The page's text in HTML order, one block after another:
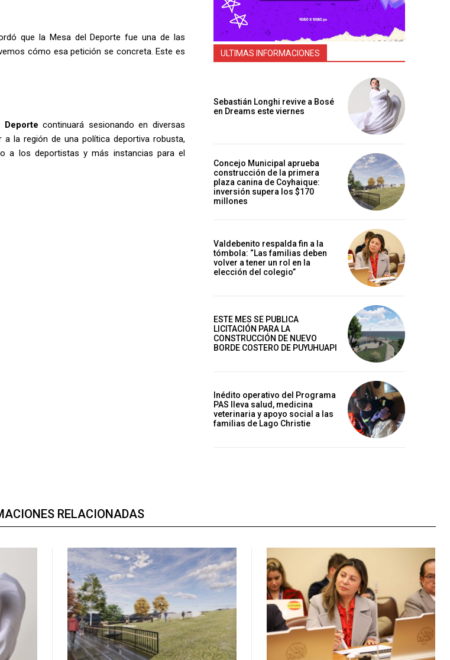
que la Mesa del Deporte fue una de las
cómo esa petición se concreta. Este es
Deporte continuará sesionando en diversas
la región de una política deportiva robusta,
a los deportistas y más instancias para el
ULTIMAS INFORMACIONES
Sebastián Longhi revive a Bosé
en Dreams este viernes
Concejo Municipal aprueba
construcción de la primera
plaza canina de Coyhaique:
inversión supera los $170
millones
Valdebenito respalda fin a la
tómbola: “Las familias deben
volver a tener un rol en la
elección del colegio”
ESTE MES SE PUBLICA
LICITACIÓN PARA LA
CONSTRUCCIÓN DE NUEVO
BORDE COSTERO DE PUYUHUAPI
Inédito operativo del Programa
PAS lleva salud, medicina
veterinaria y apoyo social a las
familias de Lago Christie
RELACIONADAS